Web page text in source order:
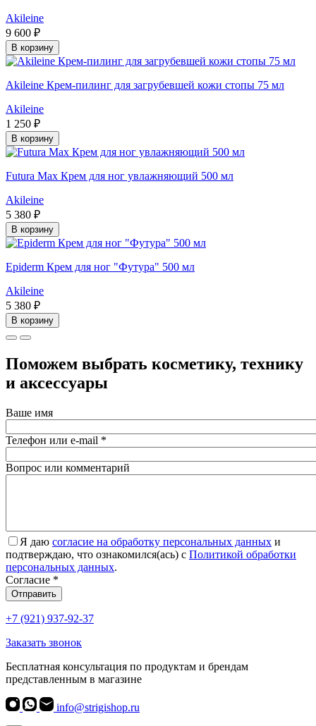
Akileine
9 600 ₽
В корзину
Akileine Крем-пилинг для загрубевшей кожи стопы 75 мл
Akileine
1 250 ₽
В корзину
Futura Max Крем для ног увлажняющий 500 мл
Akileine
5 380 ₽
В корзину
Epiderm Крем для ног "Футура" 500 мл
Akileine
5 380 ₽
В корзину
Поможем выбрать косметику, технику
и аксессуары
Ваше имя
Телефон или e-mail *
Вопрос или комментарий
Я даю согласие на обработку персональных данных и
подтверждаю, что ознакомился(ась) с Политикой обработки
персональных данных.
Согласие *
Отправить
+7 (921) 937-92-37
Заказать звонок
Бесплатная консультация по продуктам и брендам
представленным в магазине
info@strigishop.ru